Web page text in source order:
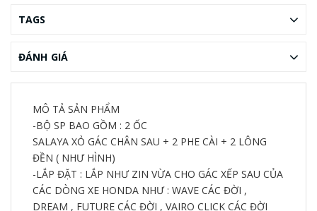
TAGS
ĐÁNH GIÁ
MÔ TẢ SẢN PHẨM
-BỘ SP BAO GỒM : 2 ỐC
SALAYA XỎ GÁC CHÂN SAU + 2 PHE CÀI + 2 LÔNG
ĐỀN ( NHƯ HÌNH)
-LẮP ĐẶT : LẮP NHƯ ZIN VỪA CHO GÁC XẾP SAU CỦA
CÁC DÒNG XE HONDA NHƯ : WAVE CÁC ĐỜI ,
DREAM , FUTURE CÁC ĐỜI , VAIRO CLICK CÁC ĐỜI